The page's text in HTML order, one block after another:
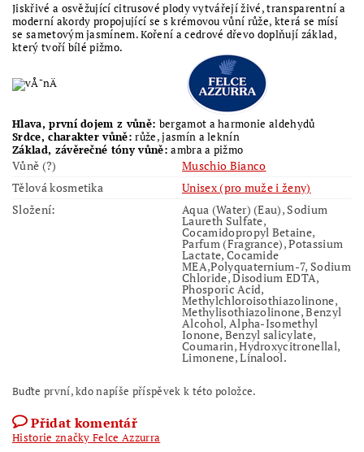
Jiskřivé a osvěžující citrusové plody vytvářejí živé, transparentní a
moderní akordy propojující se s krémovou vůní růže, která se mísí
se sametovým jasmínem. Koření a cedrové dřevo doplňují základ,
který tvoří bílé pižmo.
Hlava, první dojem z vůně: bergamot a harmonie aldehydů
Srdce, charakter vůně:růže, jasmín a leknín
Základ, závěrečné tóny vůně:ambra a pižmo
Vůně (?)
Muschio Bianco
Tělová kosmetika
Unisex (pro muže i ženy)
Složení:
Aqua (Water) (Eau), Sodium
Laureth Sulfate,
Cocamidopropyl Betaine,
Parfum (Fragrance), Potassium
Lactate, Cocamide
MEA,Polyquaternium-7, Sodium
Chloride, Disodium EDTA,
Phosporic Acid,
Methylchloroisothiazolinone,
Methylisothiazolinone, Benzyl
Alcohol, Alpha-Isomethyl
Ionone, Benzyl salicylate,
Coumarin, Hydroxycitronellal,
Limonene, Linalool.
Buďte první, kdo napíše příspěvek k této položce.
Přidat komentář
Historie značky Felce Azzurra